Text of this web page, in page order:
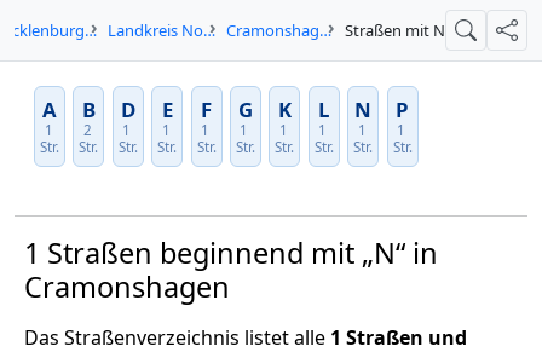
Mecklenburg-Vorpommern Landkreis Nordwestmecklenburg Cramonshagen Straßen mit N Suche
A
1
Str.
B
2
Str.
D
1
Str.
E
1
Str.
F
1
Str.
G
1
Str.
K
1
Str.
L
1
Str.
N
1
Str.
P
1
Str.
1 Straßen beginnend mit „N“ in
Cramonshagen
Das Straßenverzeichnis listet alle 1 Straßen und